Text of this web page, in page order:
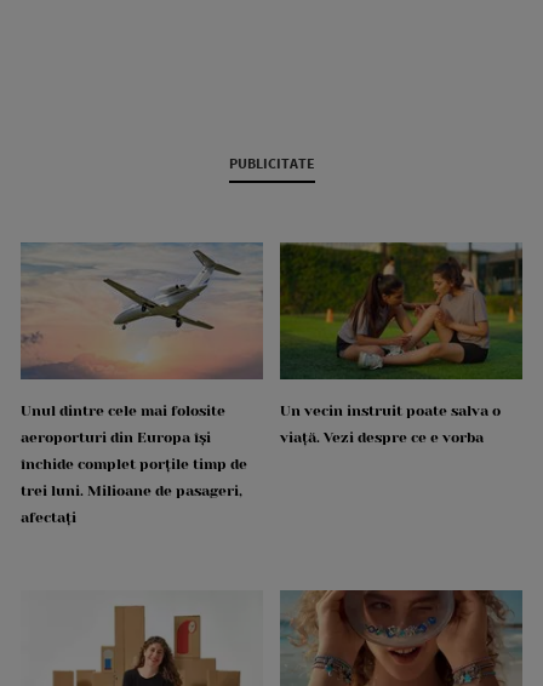
PUBLICITATE
Unul dintre cele mai folosite
aeroporturi din Europa își
închide complet porțile timp de
trei luni. Milioane de pasageri,
afectați
Un vecin instruit poate salva o
viață. Vezi despre ce e vorba